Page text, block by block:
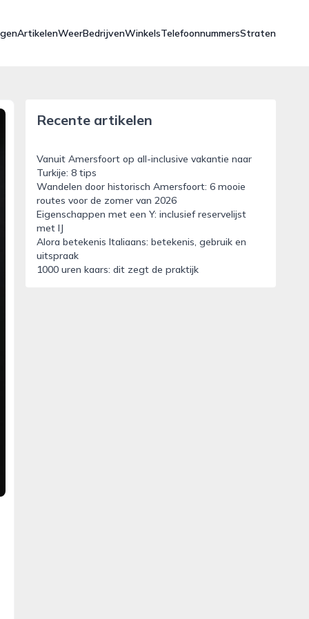
ArtikelenWeerBedrijvenWinkelsTelefoonnummersStraten
Recente artikelen
Vanuit Amersfoort op all-inclusive vakantie naar
Turkije: 8 tips
Wandelen door historisch Amersfoort: 6 mooie
routes voor de zomer van 2026
Eigenschappen met een Y: inclusief reservelijst
met IJ
Alora betekenis Italiaans: betekenis, gebruik en
uitspraak
1000 uren kaars: dit zegt de praktijk